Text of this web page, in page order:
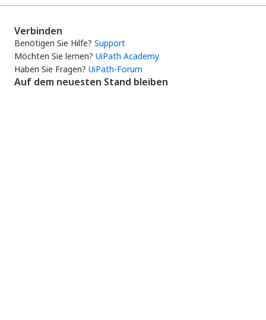
Verbinden
Benötigen Sie Hilfe? Support
Möchten Sie lernen? UiPath Academy
Haben Sie Fragen? UiPath-Forum
Auf dem neuesten Stand bleiben